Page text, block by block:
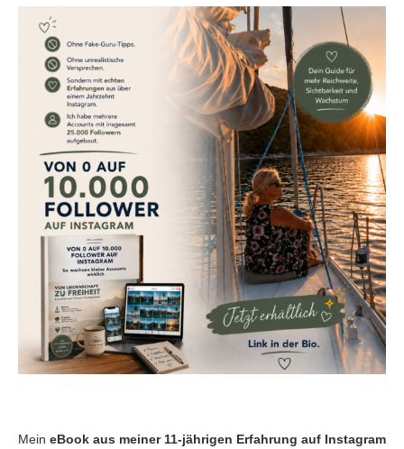
Mein eBook aus meiner 11-jährigen Erfahrung auf Instagram